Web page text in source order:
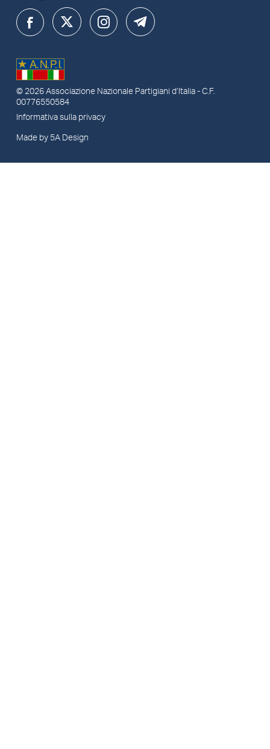
© 2026 Associazione Nazionale Partigiani d’Italia- C.F.
00776550584
Informativa sulla privacy
Made by 5A Design